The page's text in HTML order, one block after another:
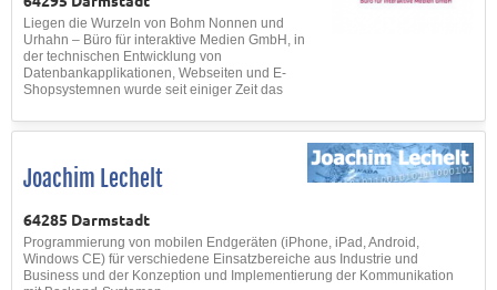
Liegen die Wurzeln von Bohm Nonnen und
Urhahn – Büro für interaktive Medien GmbH, in
der technischen Entwicklung von
Datenbankapplikationen, Webseiten und E-
Shopsystemnen wurde seit einiger Zeit das
f...
Joachim Lechelt
64285 Darmstadt
Programmierung von mobilen Endgeräten (iPhone, iPad, Android,
Windows CE) für verschiedene Einsatzbereiche aus Industrie und
Business und der Konzeption und Implementierung der Kommunikation